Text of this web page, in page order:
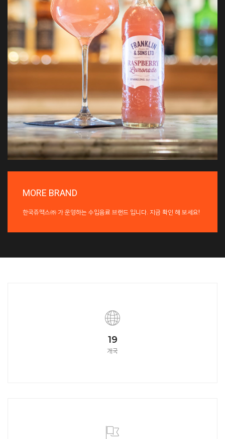
MORE BRAND
한국쥬맥스㈜ 가 운영하는 수입음료 브랜드 입니다. 지금 확인 해 보세요!
21
개국